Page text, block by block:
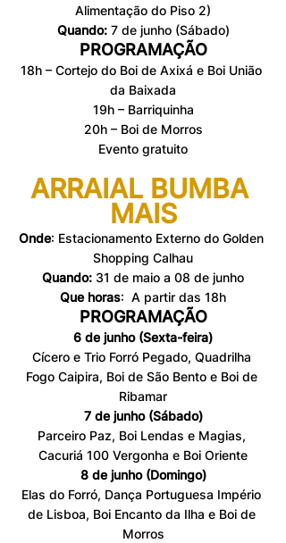
Alimentação do Piso 2)
Quando: 7 de junho (Sábado)
PROGRAMAÇÃO
18h – Cortejo do Boi de Axixá e Boi União
da Baixada
19h – Barriquinha
20h – Boi de Morros
Evento gratuito
ARRAIAL BUMBA
MAIS
Onde: Estacionamento Externo do Golden
Shopping Calhau
Quando: 31 de maio a 08 de junho
Que horas:  A partir das 18h
PROGRAMAÇÃO
6 de junho (Sexta-feira)
Cícero e Trio Forró Pegado, Quadrilha
Fogo Caipira, Boi de São Bento e Boi de
Ribamar
7 de junho (Sábado)
Parceiro Paz, Boi Lendas e Magias,
Cacuriá 100 Vergonha e Boi Oriente
8 de junho (Domingo)
Elas do Forró, Dança Portuguesa Império
de Lisboa, Boi Encanto da Ilha e Boi de
Morros